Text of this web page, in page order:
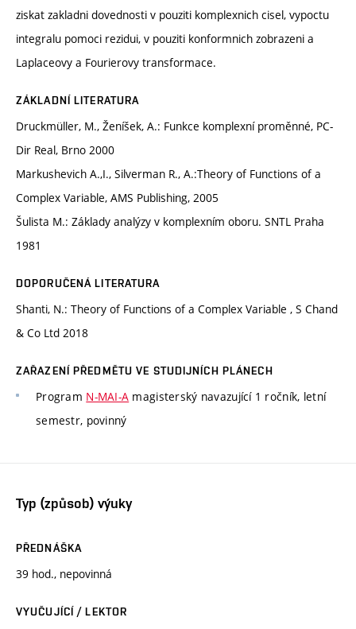
ziskat zakladni dovednosti v pouziti komplexnich cisel, vypoctu
integralu pomoci rezidui, v pouziti konformnich zobrazeni a
Laplaceovy a Fourierovy transformace.
ZÁKLADNÍ LITERATURA
Druckmüller, M., Ženíšek, A.: Funkce komplexní proměnné, PC-
Dir Real, Brno 2000
Markushevich A.,I., Silverman R., A.:Theory of Functions of a
Complex Variable, AMS Publishing, 2005
Šulista M.: Základy analýzy v komplexním oboru. SNTL Praha
1981
DOPORUČENÁ LITERATURA
Shanti, N.: Theory of Functions of a Complex Variable , S Chand
& Co Ltd 2018
ZAŘAZENÍ PŘEDMĚTU VE STUDIJNÍCH PLÁNECH
Program N-MAI-A magisterský navazující 1 ročník, letní
semestr, povinný
Typ (způsob) výuky
PŘEDNÁŠKA
39 hod., nepovinná
VYUČUJÍCÍ / LEKTOR